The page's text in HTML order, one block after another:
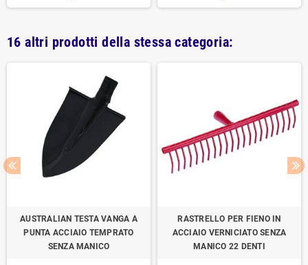
16 altri prodotti della stessa categoria:
AUSTRALIAN TESTA VANGA A
PUNTA ACCIAIO TEMPRATO
SENZA MANICO
RASTRELLO PER FIENO IN
ACCIAIO VERNICIATO SENZA
MANICO 22 DENTI